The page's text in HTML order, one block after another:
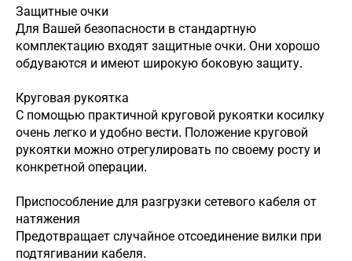
Защитные очки
Для Вашей безопасности в стандартную
комплектацию входят защитные очки. Они хорошо
обдуваются и имеют широкую боковую защиту.
Круговая рукоятка
С помощью практичной круговой рукоятки косилку
очень легко и удобно вести. Положение круговой
рукоятки можно отрегулировать по своему росту и
конкретной операции.
Приспособление для разгрузки сетевого кабеля от
натяжения
Предотвращает случайное отсоединение вилки при
подтягивании кабеля.